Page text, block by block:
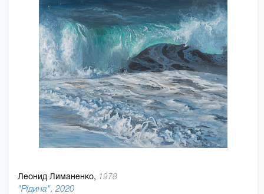
Леонид Лиманенко, 1978
"Рідина", 2020